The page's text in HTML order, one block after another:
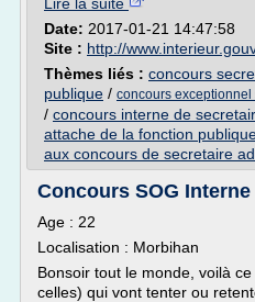
Date: 2017-01-21 14:47:58
Site : http://
Thèmes liés : concours
publique / concours
/ concours interne de
attache de la fonction
aux concours de secretaire
Concours SOG
Age : 22
Localisation : Morbihan
Bonsoir tout le monde, voilà
celles) qui vont tenter ou